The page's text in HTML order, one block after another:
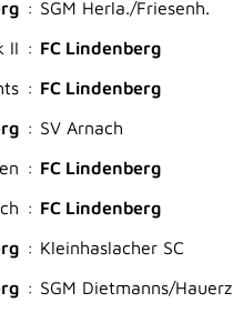
: SGM Herla./Friesenh.
II : FC Lindenberg
: FC Lindenberg
: SV Arnach
: FC Lindenberg
: FC Lindenberg
: Kleinhaslacher SC
: SGM Dietmanns/Hauerz